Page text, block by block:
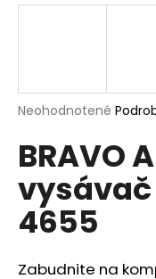
Priemerné
produktu
je
z
hviezdičiek.
Neohodnotené
BRAVO
vysávač
4655
Zabudnite na
ť
?